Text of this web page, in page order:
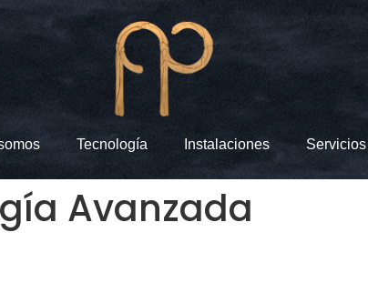
Tecnología Instalaciones Servicios
Avanzada